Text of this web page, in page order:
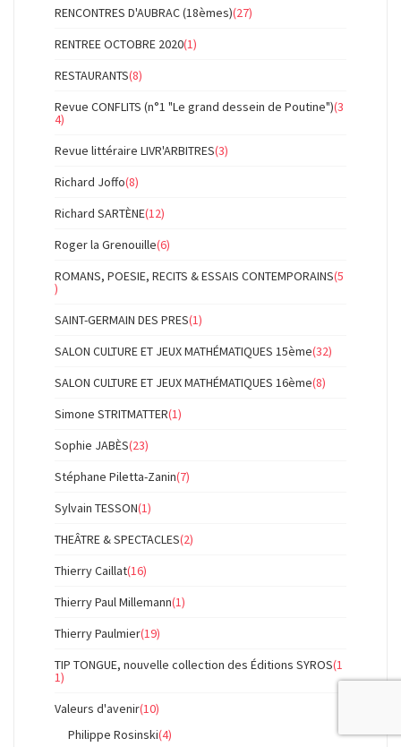
RENCONTRES D'AUBRAC (18èmes)(27)
RENTREE OCTOBRE 2020(1)
RESTAURANTS(8)
Revue CONFLITS (n°1 "Le grand dessein de Poutine")(3
4)
Revue littéraire LIVR'ARBITRES(3)
Richard Joffo(8)
Richard SARTÈNE(12)
Roger la Grenouille(6)
ROMANS, POESIE, RECITS & ESSAIS CONTEMPORAINS(5
)
SAINT-GERMAIN DES PRES(1)
SALON CULTURE ET JEUX MATHÉMATIQUES 15ème(32)
SALON CULTURE ET JEUX MATHÉMATIQUES 16ème(8)
Simone STRITMATTER(1)
Sophie JABÈS(23)
Stéphane Piletta-Zanin(7)
Sylvain TESSON(1)
THEÂTRE & SPECTACLES(2)
Thierry Caillat(16)
Thierry Paul Millemann(1)
Thierry Paulmier(19)
TIP TONGUE, nouvelle collection des Éditions SYROS(1
1)
Valeurs d'avenir(10)
Philippe Rosinski(4)